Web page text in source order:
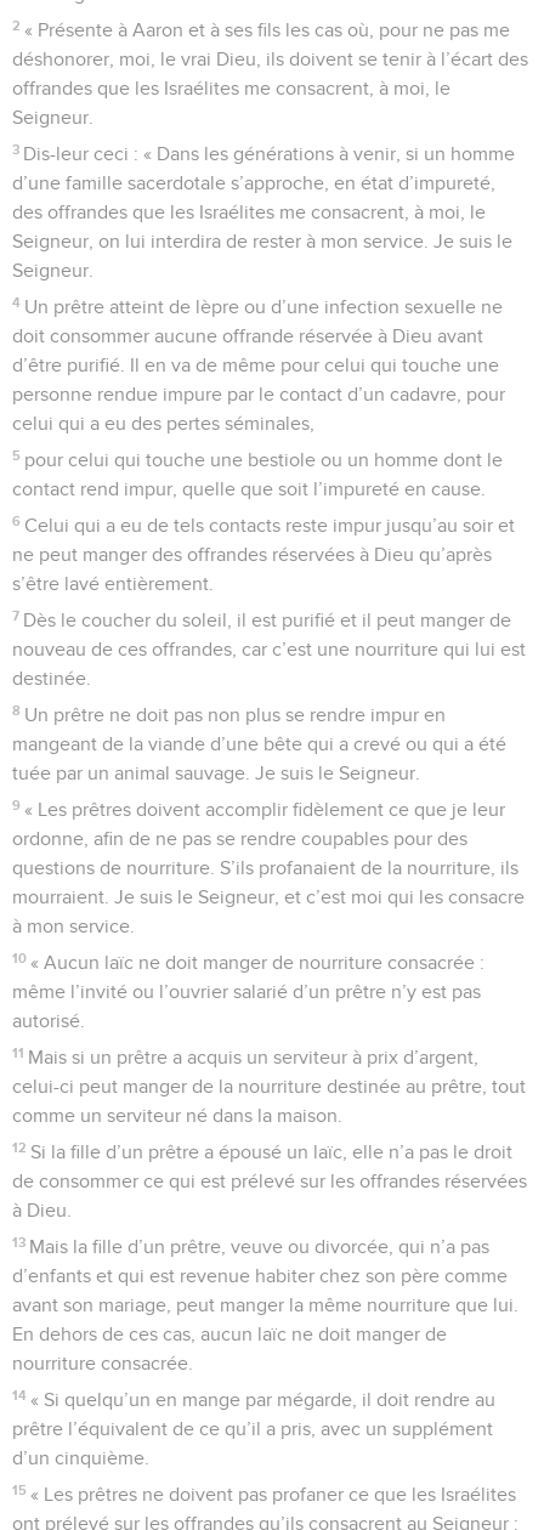
2 « Présente à Aaron et à ses fils les cas où, pour ne pas me
déshonorer, moi, le vrai Dieu, ils doivent se tenir à l’écart des
offrandes que les Israélites me consacrent, à moi, le
Seigneur.
3 Dis-leur ceci : « Dans les générations à venir, si un homme
d’une famille sacerdotale s’approche, en état d’impureté,
des offrandes que les Israélites me consacrent, à moi, le
Seigneur, on lui interdira de rester à mon service. Je suis le
Seigneur.
4 Un prêtre atteint de lèpre ou d’une infection sexuelle ne
doit consommer aucune offrande réservée à Dieu avant
d’être purifié. Il en va de même pour celui qui touche une
personne rendue impure par le contact d’un cadavre, pour
celui qui a eu des pertes séminales,
5 pour celui qui touche une bestiole ou un homme dont le
contact rend impur, quelle que soit l’impureté en cause.
6 Celui qui a eu de tels contacts reste impur jusqu’au soir et
ne peut manger des offrandes réservées à Dieu qu’après
s’être lavé entièrement.
7 Dès le coucher du soleil, il est purifié et il peut manger de
nouveau de ces offrandes, car c’est une nourriture qui lui est
destinée.
8 Un prêtre ne doit pas non plus se rendre impur en
mangeant de la viande d’une bête qui a crevé ou qui a été
tuée par un animal sauvage. Je suis le Seigneur.
9 « Les prêtres doivent accomplir fidèlement ce que je leur
ordonne, afin de ne pas se rendre coupables pour des
questions de nourriture. S’ils profanaient de la nourriture, ils
mourraient. Je suis le Seigneur, et c’est moi qui les consacre
à mon service.
10 « Aucun laïc ne doit manger de nourriture consacrée :
même l’invité ou l’ouvrier salarié d’un prêtre n’y est pas
autorisé.
11 Mais si un prêtre a acquis un serviteur à prix d’argent,
celui-ci peut manger de la nourriture destinée au prêtre, tout
comme un serviteur né dans la maison.
12 Si la fille d’un prêtre a épousé un laïc, elle n’a pas le droit
de consommer ce qui est prélevé sur les offrandes réservées
à Dieu.
13 Mais la fille d’un prêtre, veuve ou divorcée, qui n’a pas
d’enfants et qui est revenue habiter chez son père comme
avant son mariage, peut manger la même nourriture que lui.
En dehors de ces cas, aucun laïc ne doit manger de
nourriture consacrée.
14 « Si quelqu’un en mange par mégarde, il doit rendre au
prêtre l’équivalent de ce qu’il a pris, avec un supplément
d’un cinquième.
15 « Les prêtres ne doivent pas profaner ce que les Israélites
ont prélevé sur les offrandes qu’ils consacrent au Seigneur :